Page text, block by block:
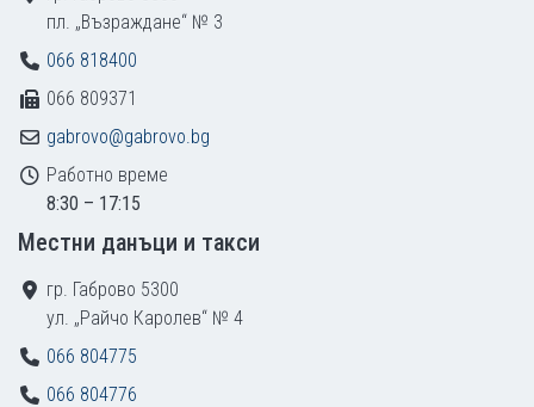
пл. „Възраждане“ № 3
066 818400
066 809371
gabrovo@gabrovo.bg
Работно време
8:30 – 17:15
Местни данъци и такси
гр. Габрово 5300
ул. „Райчо Каролев“ № 4
066 804775
066 804776